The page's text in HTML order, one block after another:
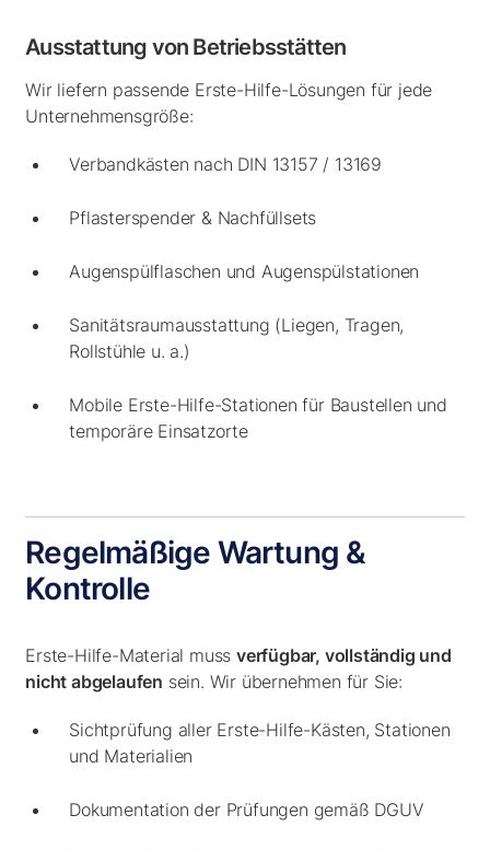
Ausstattung von Betriebsstätten
Wir liefern passende Erste-Hilfe-Lösungen für jede
Unternehmensgröße:
Verbandkästen nach DIN 13157 / 13169
Pflasterspender & Nachfüllsets
Augenspülflaschen und Augenspülstationen
Sanitätsraumausstattung (Liegen, Tragen,
Rollstühle u. a.)
Mobile Erste-Hilfe-Stationen für Baustellen und
temporäre Einsatzorte
Regelmäßige Wartung &
Kontrolle
Erste-Hilfe-Material mussverfügbar, vollständig und
nicht abgelaufen sein. Wir übernehmen für Sie:
Sichtprüfung aller Erste-Hilfe-Kästen, Stationen
und Materialien
Dokumentation der Prüfungen gemäß DGUV